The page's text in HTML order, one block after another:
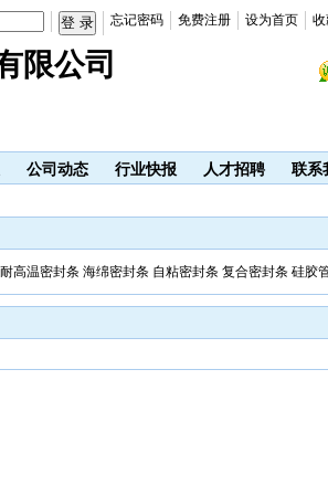
限公司
忘记密码 免费注册 设为首页
公司动态 行业快报 人才招聘 联系
高温密封条 海绵密封条 自粘密封条 复合密封条 硅胶